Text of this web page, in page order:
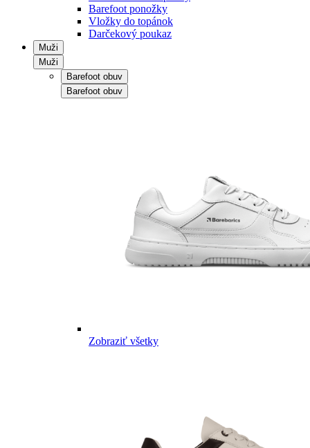
Barefoot ponožky
Vložky do topánok
Darčekový poukaz
Muži
Muži
Barefoot obuv
Barefoot obuv
Zobraziť všetky